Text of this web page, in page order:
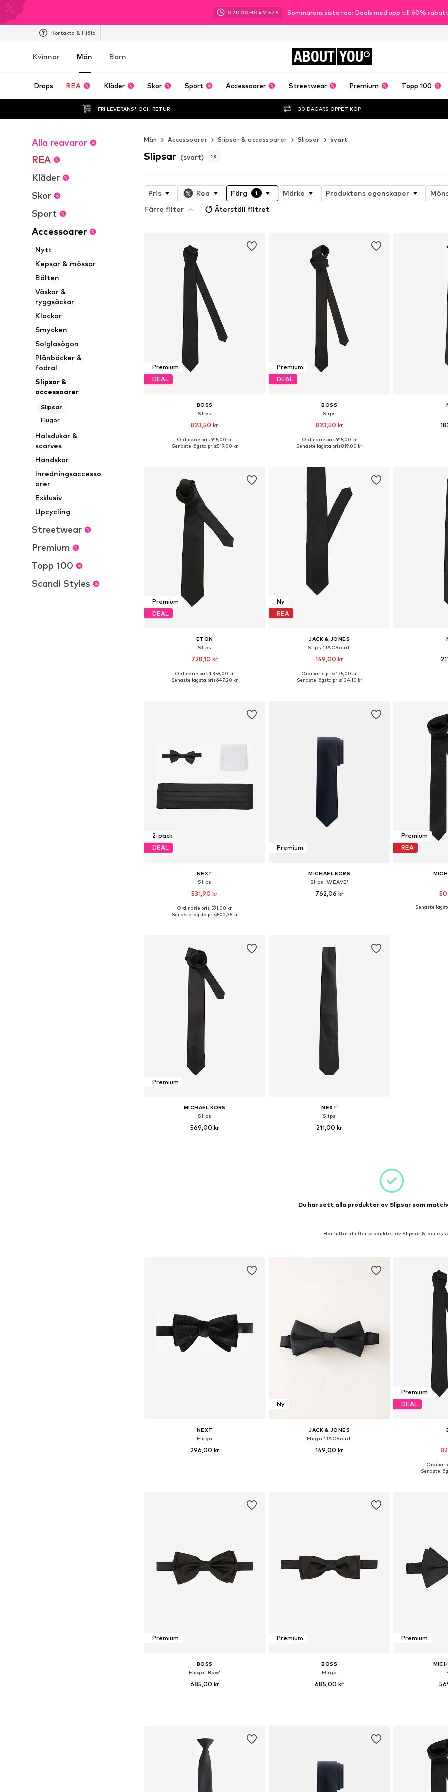
02D 00H 04M 56 S Sommarens sista rea: Deals med upp till 60%
Kontakta & Hjälp
Kvinnor Män Barn ABOUT YOU
Drops REA Kläder Skor Sport Accessoarer Streetwear Premium Topp 100
FRI LEVERANS* OCH RETUR 30 DAGARS ÖPPET KÖP
Alla reavaror
REA
Kläder
Skor
Sport
Accessoarer
Nytt
Kepsar & mössor
Bälten
Väskor &
ryggsäckar
Klockor
Smycken
Solglasögon
Plånböcker &
fodral
Slipsar &
accessoarer
Slipsar
Flugor
Halsdukar &
scarves
Handskar
Inredningsaccesso
arer
Exklusiv
Upcycling
Streetwear
Premium
Topp 100
Scandi Styles
Män Accessoarer Slipsar & accessoarer Slipsar svart
Slipsar (svart) 13
Pris Rea Färg 1 Märke Produktens egenskaper
Färre filter
Återställ filtret
Premium
DEAL
BOSS
Slips
823,50 kr
Tillgängliga storlekar: One Size
Ordinarie pris: 915,00 kr
Senaste lägsta pris:819,00 kr
Premium
DEAL
BOSS
Slips
823,50 kr
Tillgängliga storlekar: One Size
Ordinarie pris: 915,00 kr
Senaste lägsta pris:819,00 kr
Premium
DEAL
ETON
Slips
728,10 kr
Tillgängliga storlekar: 80
Ordinarie pris: 1 359,00 kr
Senaste lägsta pris:647,20 kr
Ny
REA
JACK & JONES
Slips 'JACSolid'
149,00 kr
Tillgängliga storlekar: One Size
Ordinarie pris: 175,00 kr
Senaste lägsta pris:134,10 kr
2-pack
DEAL
NEXT
Slips
531,90 kr
Tillgängliga storlekar: One Size
Ordinarie pris: 591,00 kr
Senaste lägsta pris:502,35 kr
Premium
MICHAEL KORS
Slips 'WEAVE'
762,06 kr
Premium
REA
Tillgängliga
Senaste
Premium
MICHAEL KORS
Slips
569,00 kr
NEXT
Slips
211,00 kr
Du har sett alla produkter av Slipsar som
Här hittar du fler produkter av Slipsar &
NEXT
Fluga
296,00 kr
Ny
JACK & JONES
Fluga 'JACSolid'
149,00 kr
Premium
DEAL
Tillgängliga
Senaste
Premium
BOSS
Fluga 'Bow'
685,00 kr
Premium
BOSS
Fluga
685,00 kr
Premium